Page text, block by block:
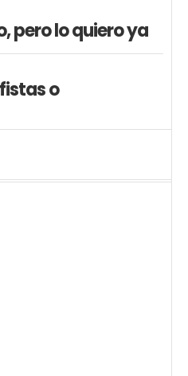
pero lo quiero ya
o